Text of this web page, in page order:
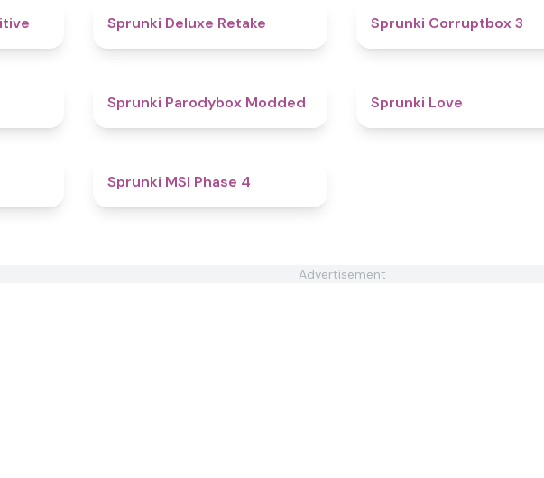
Sprunki Deluxe Retake Sprunki Corruptbox 3
4.8
Sprunki Parodybox Modded Sprunki Love
Sprunki MSI Phase 4
Advertisement